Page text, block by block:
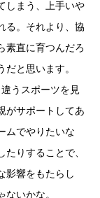
しまう、上手いや
る。それより、協
素直に育つんだろ
と思います。
うスポーツを見
がサポートしてあ
ムでやりたいな
りすることで、
影響をもたらし
いかな。